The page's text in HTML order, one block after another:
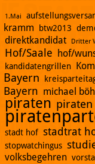
1.Mai
kramm
btw2013
direktkandidat Dritter
Hof/Saale hof/
kandidatengrillen
Bayern
Bayern michael
piraten piraten
stadt hof stadtrat
stopwatchingus
volksbegehren